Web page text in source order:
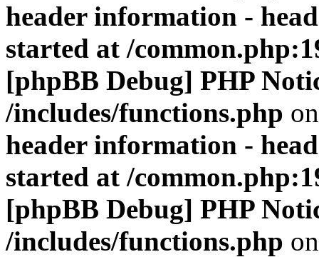
header information -
started at /
[phpBB Debug] PHP
/includes/functions.php
header information -
started at /
[phpBB Debug] PHP
/includes/functions.php